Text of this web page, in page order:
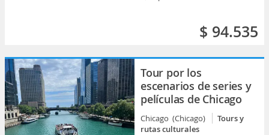
$ 94.535
Tour por los
escenarios de series y
películas de Chicago
Chicago (Chicago)
Tours y
rutas culturales